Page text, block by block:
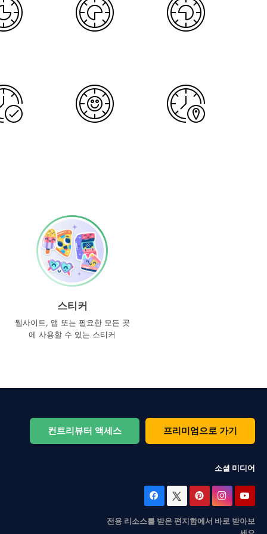
스티커
웹사이트, 앱 또는 필요한 모든 곳
에 사용할 수 있는 스티커
컨트리뷰터 액세스 프리미엄으로 가기
소셜 미디어
전용 리소스를 받은 편지함에서 바로 받아보